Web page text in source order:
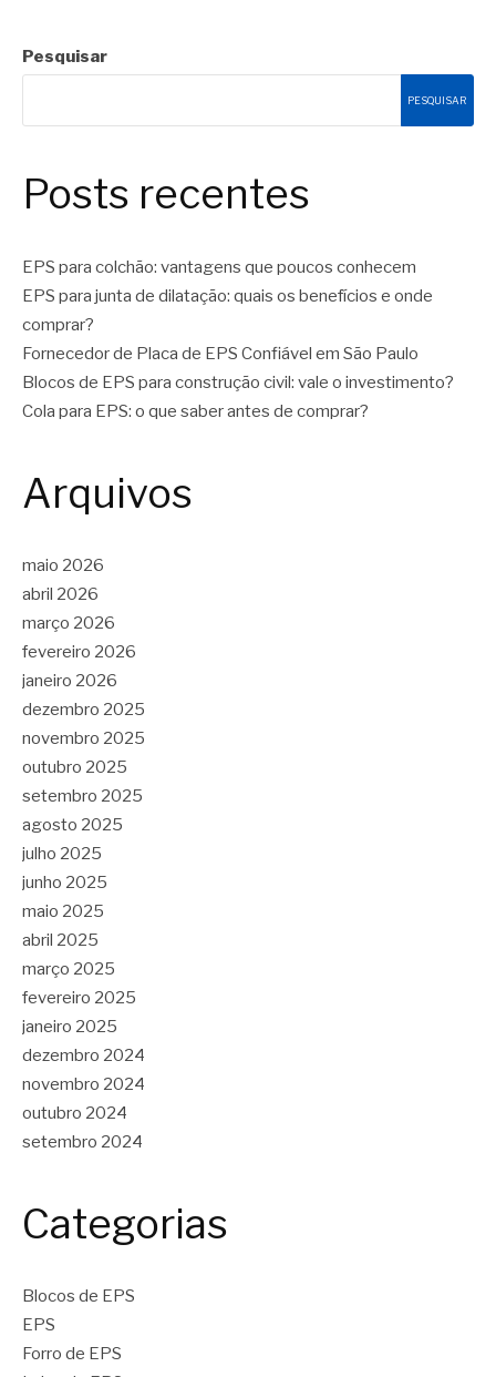
Pesquisar
PESQUISAR
Posts recentes
EPS para colchão: vantagens que poucos conhecem
EPS para junta de dilatação: quais os benefícios e onde
comprar?
Fornecedor de Placa de EPS Confiável em São Paulo
Blocos de EPS para construção civil: vale o investimento?
Cola para EPS: o que saber antes de comprar?
Arquivos
maio 2026
abril 2026
março 2026
fevereiro 2026
janeiro 2026
dezembro 2025
novembro 2025
outubro 2025
setembro 2025
agosto 2025
julho 2025
junho 2025
maio 2025
abril 2025
março 2025
fevereiro 2025
janeiro 2025
dezembro 2024
novembro 2024
outubro 2024
setembro 2024
Categorias
Blocos de EPS
EPS
Forro de EPS